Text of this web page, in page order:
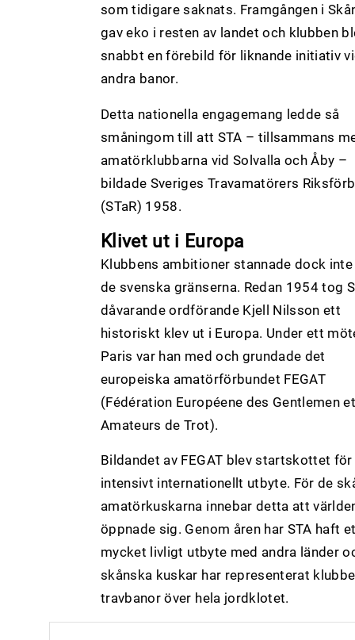
som tidigare saknats. Framgången i
gav eko i resten av landet och klubben
snabbt en förebild för liknande initiativ
andra banor.
Detta nationella engagemang ledde så
småningom till att STA – tillsammans
amatörklubbarna vid Solvalla och Åby –
bildade Sveriges Travamatörers
(STaR) 1958.
Klivet ut i Europa
Klubbens ambitioner stannade dock
de svenska gränserna. Redan 1954 tog
dåvarande ordförande Kjell Nilsson ett
historiskt klev ut i Europa. Under ett
Paris var han med och grundade det
europeiska amatörförbundet FEGAT
(Fédération Européene des Gentlemen et
Amateurs de Trot).
Bildandet av FEGAT blev startskottet
intensivt internationellt utbyte. För de
amatörkuskarna innebar detta att
öppnade sig. Genom åren har STA haft
mycket livligt utbyte med andra länder
skånska kuskar har representerat
travbanor över hela jordklotet.